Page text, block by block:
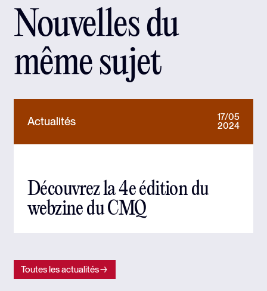
Nouvelles du
même sujet
Actualités
17/05
2024
Découvrez la 4e édition du
webzine du CMQ
Toutes les actualités